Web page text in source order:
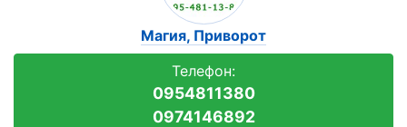
Магия, Приворот
Телефон:
0954811380
0974146892